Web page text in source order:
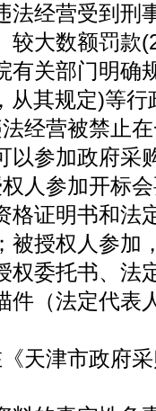
法经营受到刑
较大数额罚款
有关部门明确
从其规定)等
经营被禁止
以参加政府采
人参加开标
格证明书和法
被授权人参加
权委托书、法
件（法定代表
天津市政府